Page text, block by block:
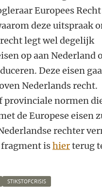
Europees
deze uitspraak
legt wel degelijk
op aan Nederland
Deze eisen
Nederlands recht.
provinciale normen
de Europese eisen
rechter
ishierterug
STIKSTOFCRISIS